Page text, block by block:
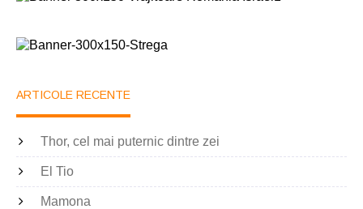
ARTICOLE RECENTE
Thor, cel mai puternic dintre zei
El Tio
Mamona